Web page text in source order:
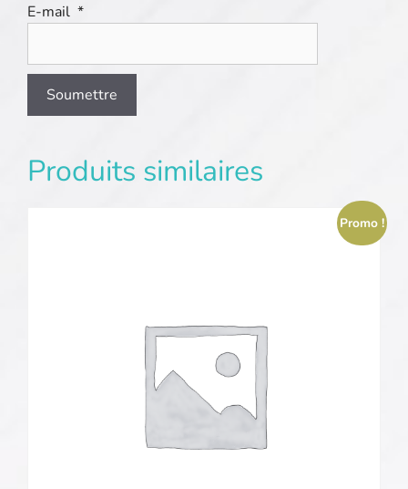
E-mail *
Produits similaires
Promo !